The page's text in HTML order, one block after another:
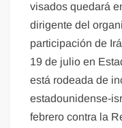
visados quedará
dirigente del
participación de
19 de julio en
está rodeada de
estadounidense-
febrero contra la